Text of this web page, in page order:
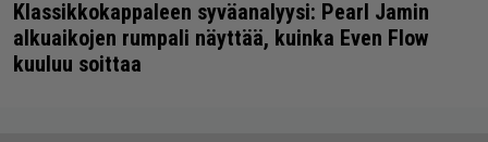
Klassikkokappaleen syväanalyysi: Pearl Jamin
alkuaikojen rumpali näyttää, kuinka Even Flow
kuuluu soittaa